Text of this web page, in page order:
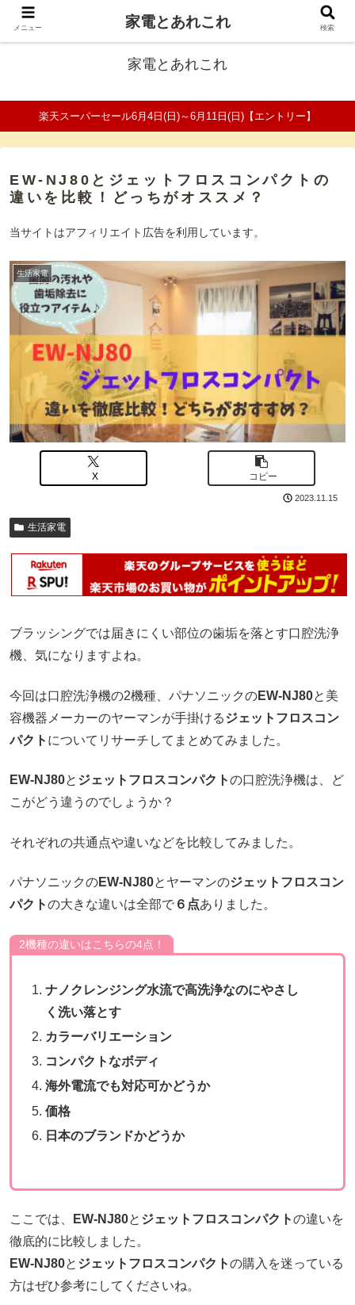
ファミリーの家電口コミ＆比較サイト
家電とあれこれ
楽天スーパーセール6月4日(日)～6月11日(日)【エントリー】
EW-NJ80とジェットフロスコンパクトの
違いを比較！どっちがオススメ？
当サイトはアフィリエイト広告を利用しています。
生活家電
X コピー
2023.11.15
生活家電
ブラッシングでは届きにくい部位の歯垢を落とす口腔洗浄
機、気になりますよね。
今回は口腔洗浄機の2機種、パナソニックのEW-NJ80と美
容機器メーカーのヤーマンが手掛けるジェットフロスコン
パクト についてリサーチしてまとめてみました。
EW-NJ80と ジェットフロスコンパクトの口腔洗浄機は、ど
こがどう違うのでしょうか？
それぞれの共通点や違いなどを比較してみました。
パナソニックのEW-NJ80とヤーマンのジェットフロスコン
パクトの大きな違いは全部で ６点ありました。
2機種の違いはこちらの4点！
ナノクレンジング水流で高洗浄なのにやさし
く洗い落とす
カラーバリエーション
コンパクトなボディ
海外電流でも対応可かどうか
価格
日本のブランドかどうか
ここでは、 EW-NJ80と ジェットフロスコンパクトの違いを
徹底的に比較しました。
EW-NJ80と ジェットフロスコンパクトの購入を迷っている
方はぜひ参考にしてくださいね。
メニュー 家電とあれこれ 検索